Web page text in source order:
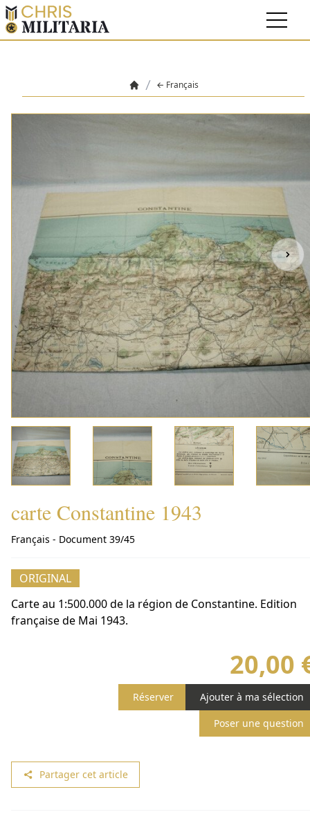
Français
carte Constantine 1943
Français - Document 39/45
ORIGINAL
Carte au 1:500.000 de la région de Constantine. Edition
française de Mai 1943.
20,00
Réserver
Ajouter à ma sélection
Poser une question
Partager cet article